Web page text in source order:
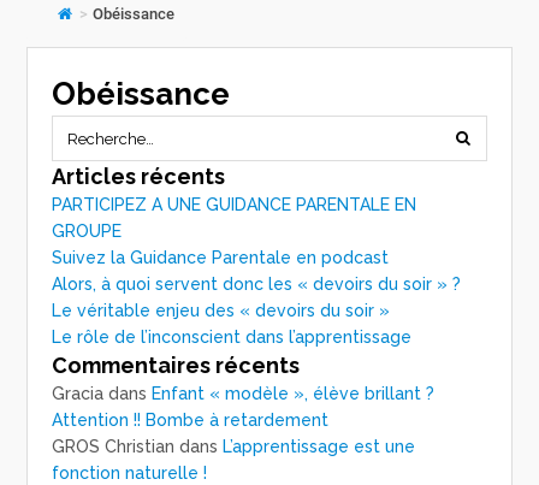
> Obéissance
Obéissance
Articles récents
PARTICIPEZ A UNE GUIDANCE PARENTALE EN
GROUPE
Suivez la Guidance Parentale en podcast
Alors, à quoi servent donc les « devoirs du soir » ?
Le véritable enjeu des « devoirs du soir »
Le rôle de l’inconscient dans l’apprentissage
Commentaires récents
Gracia dans Enfant « modèle », élève brillant ?
Attention !! Bombe à retardement
GROS Christian dans L’apprentissage est une
fonction naturelle !